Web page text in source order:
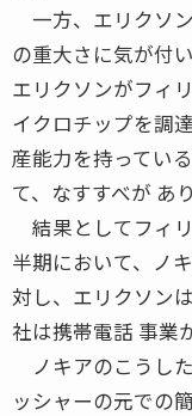
一方、エリクソ
の重大さに気が付
エリクソンがフィ
イクロチップを調
産能力を持ってい
て、なすすべが あ
結果としてフィ
半期において、ノ
対し、エリクソン
社は携帯電話 事業
ノキアのこうし
ッシャーの元での